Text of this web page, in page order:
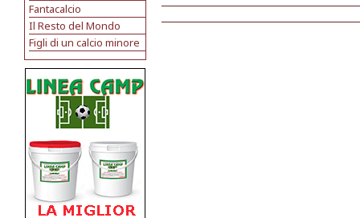
Fantacalcio
Il Resto del Mondo
Figli di un calcio minore